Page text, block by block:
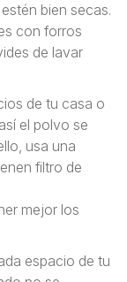
bien secas.
con forros
de lavar
de tu casa o
el polvo se
usa una
filtro de
mejor los
espacio de tu